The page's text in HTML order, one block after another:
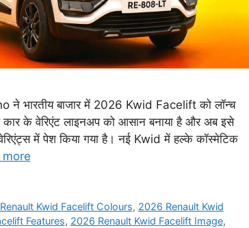
भारतीय बाजार में 2026 Kwid Facelift को लॉन्च
के वेरिएंट लाइनअप को आसान बनाया है और अब इसे
में पेश किया गया है। नई Kwid में हल्के कॉस्मेटिक
Kwid Facelift Colours, 2026 Renault Kwid
Features, 2026 Renault Kwid Facelift Image,